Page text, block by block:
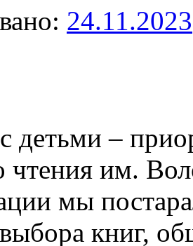
24.11.2023
детьми –
чтения им.
мы
книг,